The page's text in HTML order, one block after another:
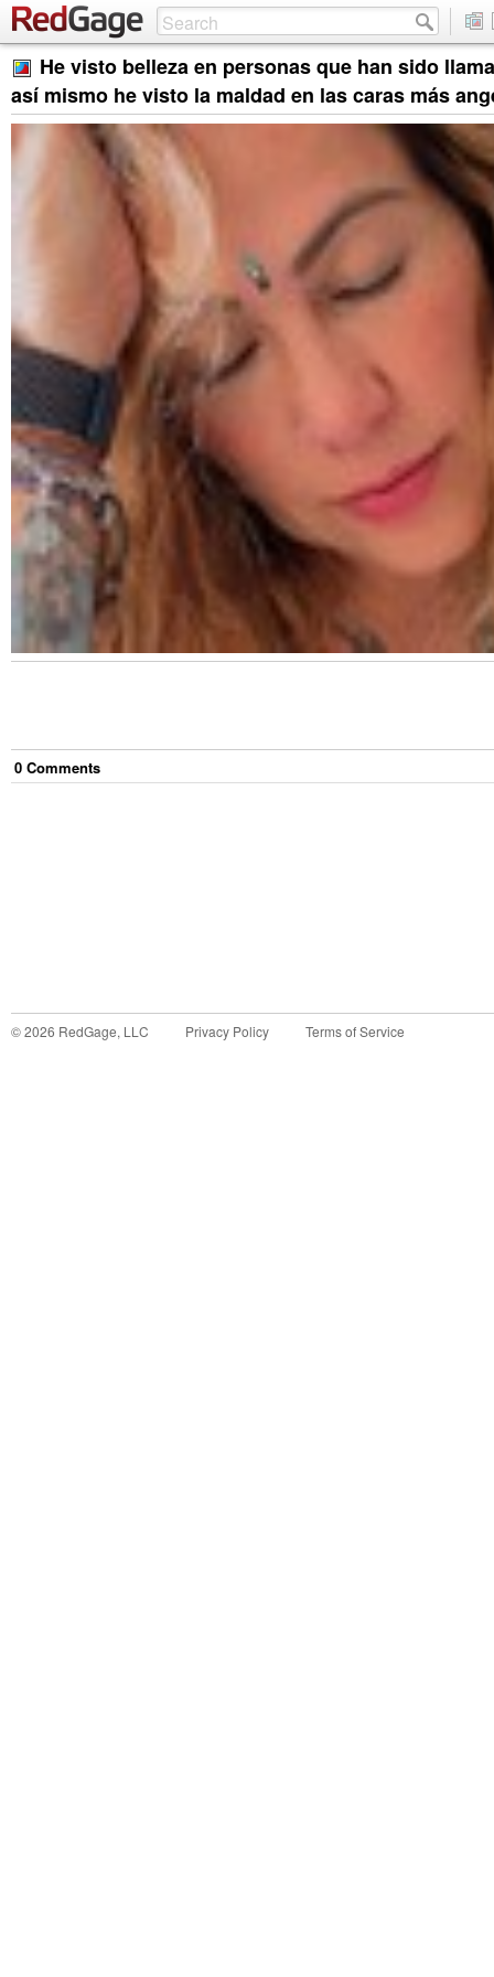
He visto belleza en personas que han sido
así mismo he visto la maldad en las caras más
0 Comments
©2026 RedGage, LLC Privacy Policy Terms of Service